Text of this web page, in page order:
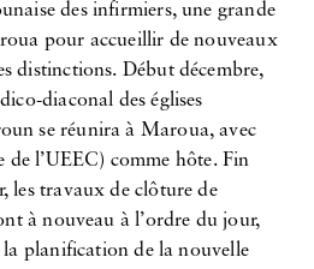
des infirmiers, une grande
pour accueillir de nouveaux
distinctions. Début décembre,
diaconal des églises
se réunira à Maroua, avec
l’UEEC) comme hôte. Fin
les travaux de clôture de
à nouveau à l’ordre du jour,
planification de la nouvelle